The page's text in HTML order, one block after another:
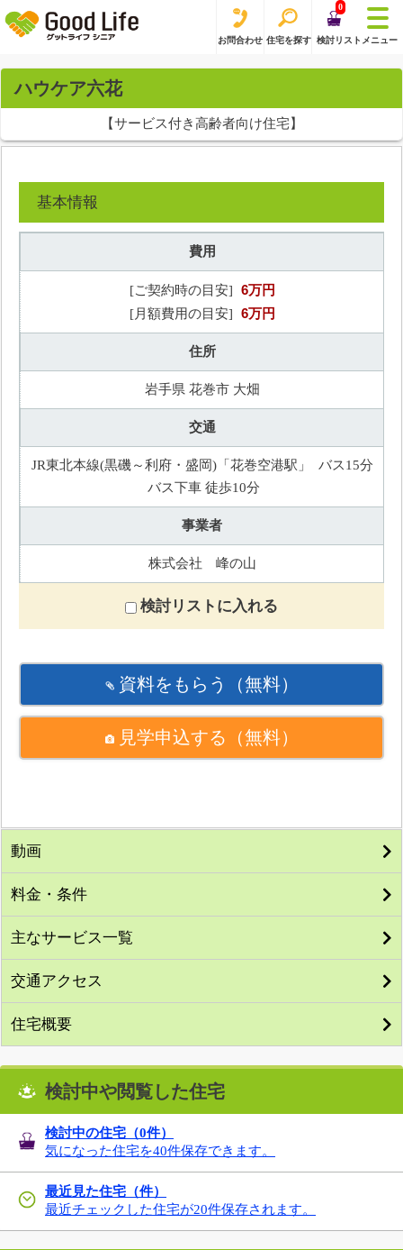
お問合わせ 住宅を探す
0
検討リスト メニュー
ハウケア六花
【サービス付き高齢者向け住宅】
基本情報
費用
[ご契約時の目安] 6万円
[月額費用の目安] 6万円
住所
岩手県 花巻市 大畑
交通
JR東北本線(黒磯～利府・盛岡)「花巻空港駅」 バス15分
バス下車 徒歩10分
事業者
株式会社 峰の山
検討リストに入れる
資料をもらう （無料）
見学申込する （無料）
動画
料金・条件
主なサービス一覧
交通アクセス
住宅概要
検討中や閲覧した住宅
検討中の住宅（0件）
気になった住宅を40件保存できます。
最近見た住宅（件）
最近チェックした住宅が20件保存されます。